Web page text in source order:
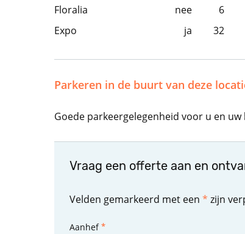
Floralia nee 6
Expo
ja 32
Parkeren in de buurt van deze
Goede parkeergelegenheid voor u en uw
Vraag een offerte aan en
Velden gemarkeerd met een * zijn
Aanhef